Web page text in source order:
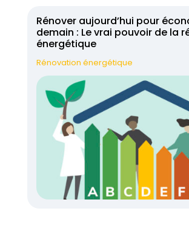
Rénover aujourd’hui pour
demain : Le vrai pouvoir de la
énergétique
Rénovation énergétique